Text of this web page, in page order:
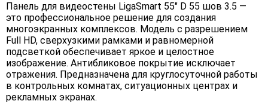
Панель для видеостены LigaSmart 55" D 55 шов 3.5 —
это профессиональное решение для создания
многоэкранных комплексов. Модель с разрешением
Full HD, сверхузкими рамками и равномерной
подсветкой обеспечивает яркое и целостное
изображение. Антибликовое покрытие исключает
отражения. Предназначена для круглосуточной работы
в контрольных комнатах, ситуационных центрах и
рекламных экранах.